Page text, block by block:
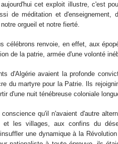
cet exploit illustre, c'est
de méditation et d'enseignement,
orgueil et notre fierté.
célébrons renvoie, en effet, aux
de la patrie, armée d'une volonté
d'Algérie avaient la profonde
du martyre pour la Patrie. Ils
d'une nuit ténébreuse coloniale
qu'il n'avaient d'autre
et les villages, aux confins du
une dynamique à la